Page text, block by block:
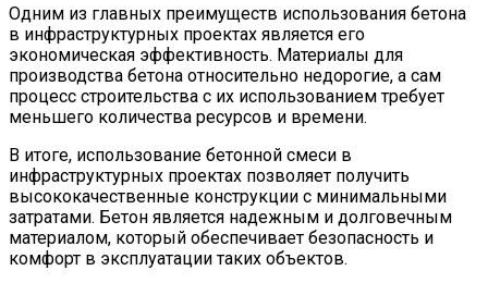
Одним из главных преимуществ использования бетона
в инфраструктурных проектах является его
экономическая эффективность. Материалы для
производства бетона относительно недорогие, а сам
процесс строительства с их использованием требует
меньшего количества ресурсов и времени.
В итоге, использование бетонной смеси в
инфраструктурных проектах позволяет получить
высококачественные конструкции с минимальными
затратами. Бетон является надежным и долговечным
материалом, который обеспечивает безопасность и
комфорт в эксплуатации таких объектов.